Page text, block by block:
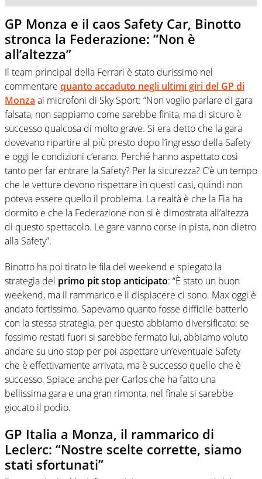
GP Monza e il caos Safety Car, Binotto
stronca la Federazione: “Non è
all’altezza”
Il team principal della Ferrari è stato durissimo nel
commentare quanto accaduto negli ultimi giri del GP di
Monza ai microfoni di Sky Sport: “Non voglio parlare di gara
falsata, non sappiamo come sarebbe finita, ma di sicuro è
successo qualcosa di molto grave. Si era detto che la gara
dovevano ripartire al più presto dopo l’ingresso della Safety
e oggi le condizioni c’erano. Perché hanno aspettato così
tanto per far entrare la Safety? Per la sicurezza? C’è un tempo
che le vetture devono rispettare in questi casi, quindi non
poteva essere quello il problema. La realtà è che la Fia ha
dormito e che la Federazione non si è dimostrata all’altezza
di questo spettacolo. Le gare vanno corse in pista, non dietro
alla Safety”.
Binotto ha poi tirato le fila del weekend e spiegato la
strategia del primo pit stop anticipato: “È stato un buon
weekend, ma il rammarico e il dispiacere ci sono. Max oggi è
andato fortissimo. Sapevamo quanto fosse difficile batterlo
con la stessa strategia, per questo abbiamo diversificato: se
fossimo restati fuori si sarebbe fermato lui, abbiamo voluto
andare su uno stop per poi aspettare un’eventuale Safety
che è effettivamente arrivata, ma è successo quello che è
successo. Spiace anche per Carlos che ha fatto una
bellissima gara e una gran rimonta, nel finale si sarebbe
giocato il podio.
GP Italia a Monza, il rammarico di
Leclerc: “Nostre scelte corrette, siamo
stati sfortunati”